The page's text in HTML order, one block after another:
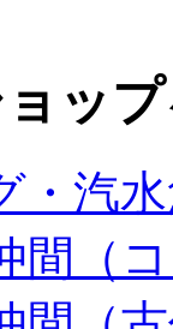
ッ
・汽
間（